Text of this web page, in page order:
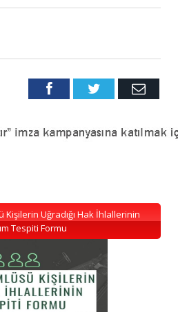
FacebookTwitter Email
Kişilerin Uğradığı Hak İhlallerinin
Tespiti Formu